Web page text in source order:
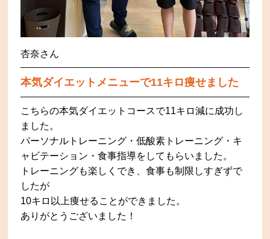
杏奈さん
本気ダイエットメニューで11キロ痩せました
こちらの本気ダイエットコースで11キロ減に成功し
ました。
パーソナルトレーニング・低酸素トレーニング・キ
ャビテーション・食事指導をしてもらいました。
トレーニングも楽しくでき、食事も制限しすぎずで
したが
10キロ以上痩せることができました。
ありがとうございました！